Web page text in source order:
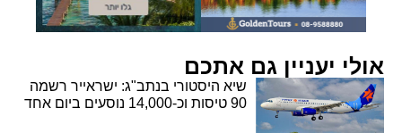
אולי יעניין גם אתכם
שיא היסטורי בנתב"ג: ישראייר רשמה
90 טיסות וכ-14,000 נוסעים ביום אחד